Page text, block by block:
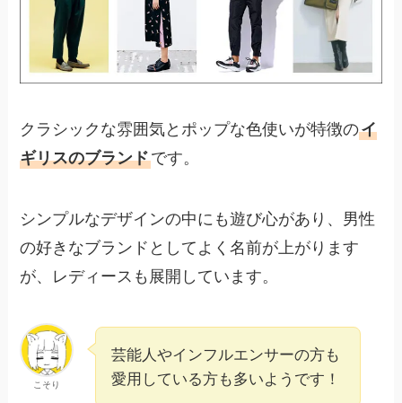
クラシックな雰囲気とポップな色使いが特徴のイ
ギリスのブランドです。
シンプルなデザインの中にも遊び心があり、男性
の好きなブランドとしてよく名前が上がります
が、レディースも展開しています。
こそり
芸能人やインフルエンサーの方も
愛用している方も多いようです！